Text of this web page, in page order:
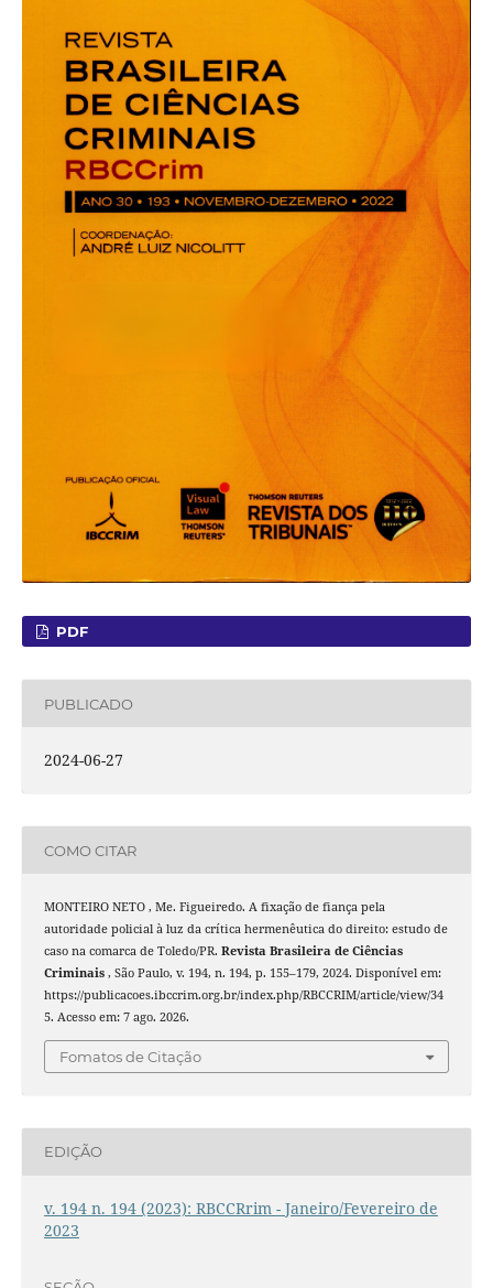
PDF
PUBLICADO
2024-06-27
COMO CITAR
MONTEIRO NETO , Me. Figueiredo. A fixação de fiança pela
autoridade policial à luz da crítica hermenêutica do direito: estudo de
caso na comarca de Toledo/PR. Revista Brasileira de Ciências
Criminais , São Paulo, v. 194, n. 194, p. 155–179, 2024. Disponível em:
https://publicacoes.ibccrim.org.br/index.php/RBCCRIM/article/view/34
5. Acesso em: 7 ago. 2026.
Fomatos de Citação
EDIÇÃO
v. 194 n. 194 (2023): RBCCRrim - Janeiro/Fevereiro de
2023